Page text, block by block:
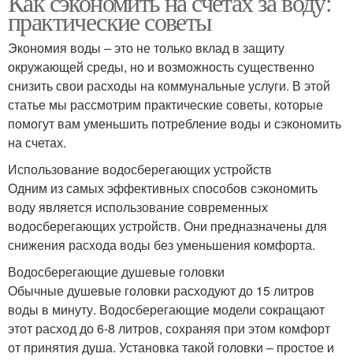
практические советы
Экономия воды – это не только вклад в защиту
окружающей среды, но и возможность существенно
снизить свои расходы на коммунальные услуги. В этой
статье мы рассмотрим практические советы, которые
помогут вам уменьшить потребление воды и сэкономить
на счетах.
Использование водосберегающих устройств
Одним из самых эффективных способов сэкономить
воду является использование современных
водосберегающих устройств. Они предназначены для
снижения расхода воды без уменьшения комфорта.
Водосберегающие душевые головки
Обычные душевые головки расходуют до 15 литров
воды в минуту. Водосберегающие модели сокращают
этот расход до 6-8 литров, сохраняя при этом комфорт
от принятия душа. Установка такой головки – простое и